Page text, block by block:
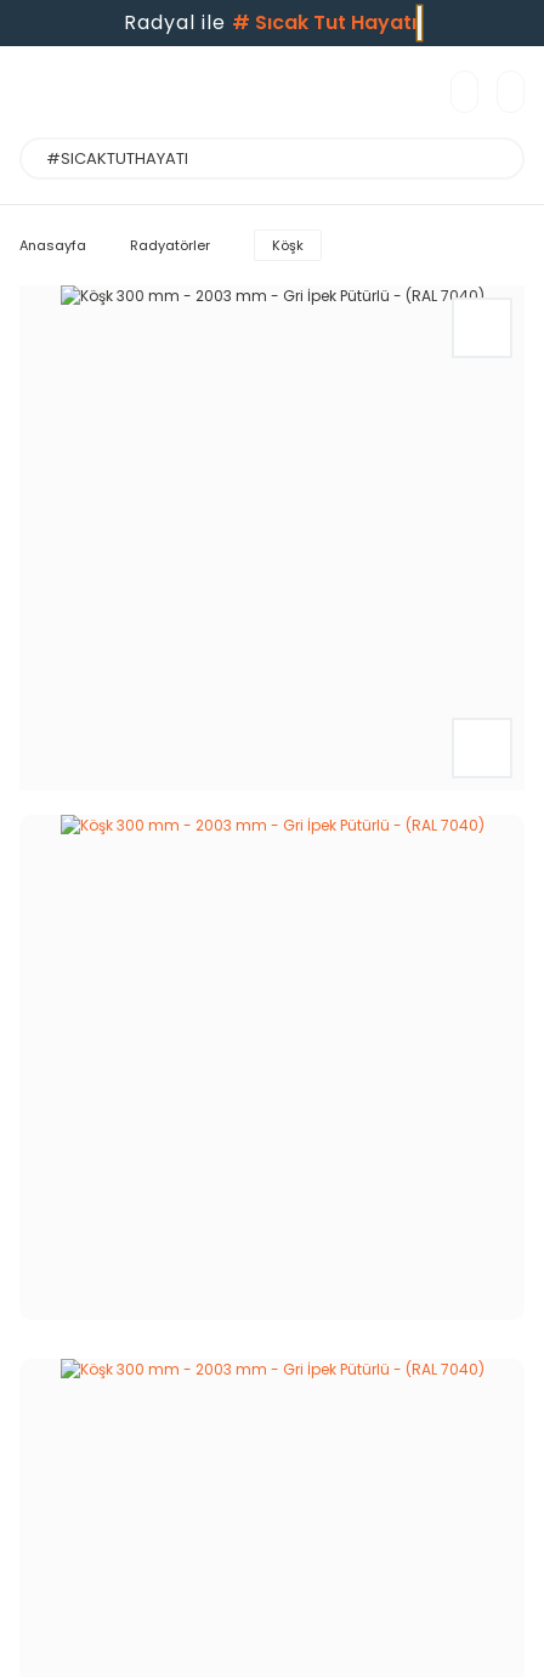
Radyal ile # Sıcak Tut Hayatı
Anasayfa Radyatörler Köşk